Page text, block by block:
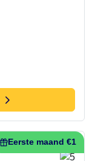
Eerste maand €1